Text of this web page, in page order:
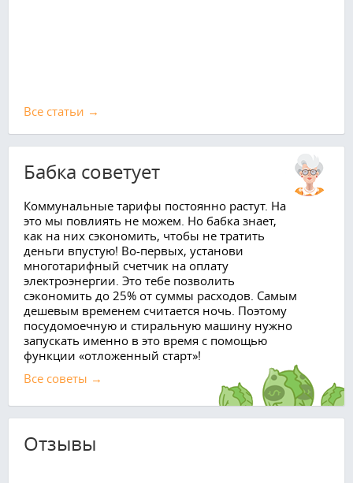
Все cтатьи →
Бабка советует
Коммунальные тарифы постоянно растут. На
это мы повлиять не можем. Но бабка знает,
как на них сэкономить, чтобы не тратить
деньги впустую! Во-первых, установи
многотарифный счетчик на оплату
электроэнергии. Это тебе позволить
сэкономить до 25% от суммы расходов. Самым
дешевым временем считается ночь. Поэтому
посудомоечную и стиральную машину нужно
запускать именно в это время с помощью
функции «отложенный старт»!
Все советы →
Отзывы